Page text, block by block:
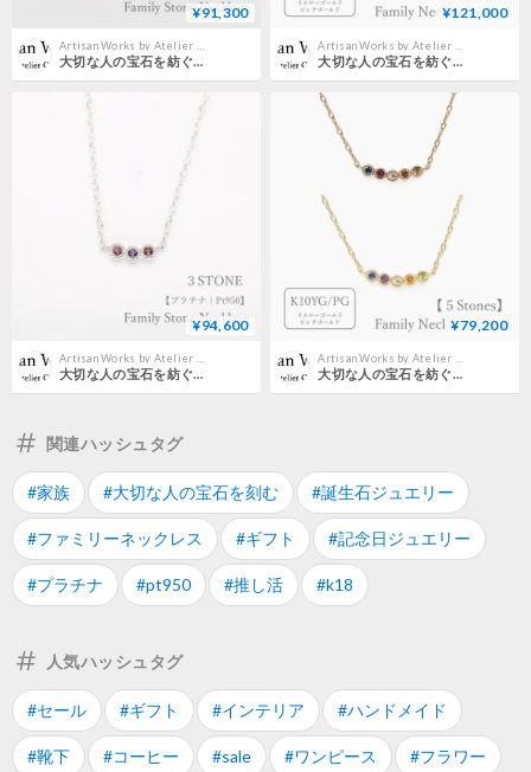
¥91,300
Artisan Works by Atelier CraM｜公式オンラインストア
大切な人の宝石を紡ぐネックレス【選べる誕生石-2石-】｜K18イエローゴールド｜Family Necklace（ファミリーネックレス）｜Artisan Works
¥121,000
Artisan Works by Atelier CraM｜公式オンラインストア
大切な人の宝石を紡ぐ【5石】-Family Necklace（ファミリーネックレス）【選べる誕生石】｜K18イエローゴールド・ピンクゴールド｜Artisan Works
¥94,600 ¥79,200
関連ハッシュタグ
#家族 #大切な人の宝石を刻む #誕生石ジュエリー
#ファミリーネックレス #ギフト #記念日ジュエリー
#プラチナ #pt950 #推し活 #k18
人気ハッシュタグ
#セール #ギフト #インテリア #ハンドメイド
#靴下 #コーヒー #sale #ワンピース #フラワー